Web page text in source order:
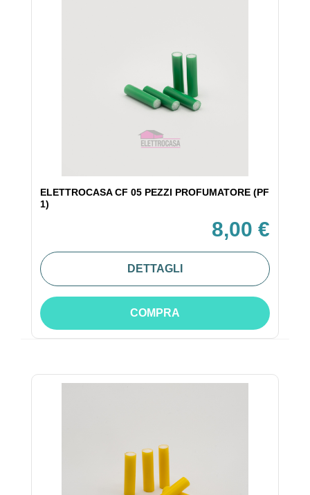
ELETTROCASA CF 05 PEZZI PROFUMATORE (PF
1)
8,00 €
DETTAGLI
COMPRA